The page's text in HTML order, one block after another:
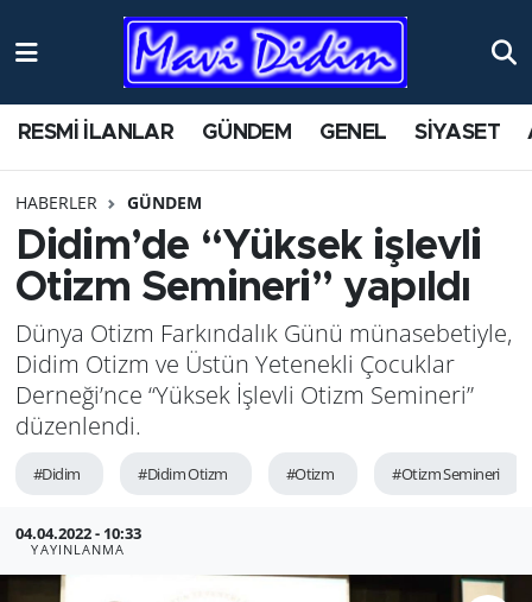
RESMİ İLANLAR GÜNDEM GENEL SİYASET
HABERLER GÜNDEM
Didim’de “Yüksek işlevli
Otizm Semineri” yapıldı
Dünya Otizm Farkındalık Günü münasebetiyle,
Didim Otizm ve Üstün Yetenekli Çocuklar
Derneği’nce “Yüksek İşlevli Otizm Semineri”
düzenlendi.
#Didim #Didim Otizm #Otizm #Otizm Semineri
04.04.2022 - 10:33
YAYINLANMA
ANTİK YERLER
AYDIN
BİLİM VE TEKNOLOJİ
ÇEVRE
EĞİTİM
GÜNDEM
Nöbetçi Eczaneler
Namaz Vakitleri
Trafik Durumu
Süper Lig Puan Durumu ve Fikstür
Tüm Manşetler